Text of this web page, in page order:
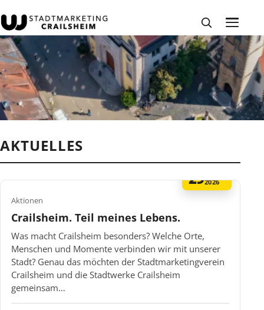
AKTUELLES
292026
Aktionen
Crailsheim. Teil meines Lebens.
Was macht Crailsheim besonders? Welche Orte,
Menschen und Momente verbinden wir mit unserer
Stadt? Genau das möchten der Stadtmarketingverein
Crailsheim und die Stadtwerke Crailsheim
gemeinsam…